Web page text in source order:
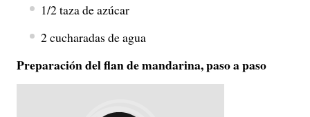
1/2 taza de azúcar
2 cucharadas de agua
Preparación del flan de mandarina, paso a paso